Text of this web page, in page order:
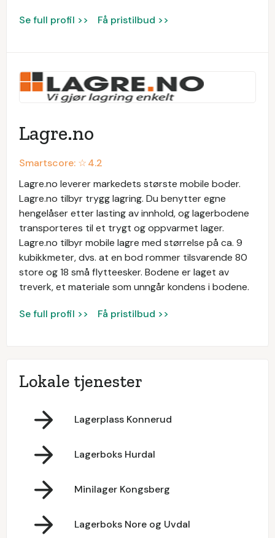
Se full profil >> Få pristilbud >>
Lagre.no
Smartscore: ☆4.2
Lagre.no leverer markedets største mobile boder.
Lagre.no tilbyr trygg lagring. Du benytter egne
hengelåser etter lasting av innhold, og lagerbodene
transporteres til et trygt og oppvarmet lager.
Lagre.no tilbyr mobile lagre med størrelse på ca. 9
kubikkmeter, dvs. at en bod rommer tilsvarende 80
store og 18 små flytteesker. Bodene er laget av
treverk, et materiale som unngår kondens i bodene.
Se full profil >> Få pristilbud >>
Lokale tjenester
Lagerplass Konnerud
Lagerboks Hurdal
Minilager Kongsberg
Lagerboks Nore og Uvdal